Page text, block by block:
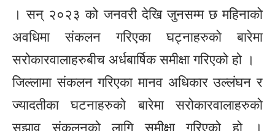
। सन् २०२३ को जनवरी देखि जुनसम्म छ महिनाको
अवधिमा संकलन गरिएका घट्नाहरुको बारेमा
सरोकारवालाहरुबीच अर्धबार्षिक समीक्षा गरिएको हो ।
जिल्लामा संकलन गरिएका मानव अधिकार उल्लंघन र
ज्यादतीका घटनाहरुको बारेमा सरोकारवालाहरुको
सुझाव संकलनको लागि समीक्षा गरिएको हो ।